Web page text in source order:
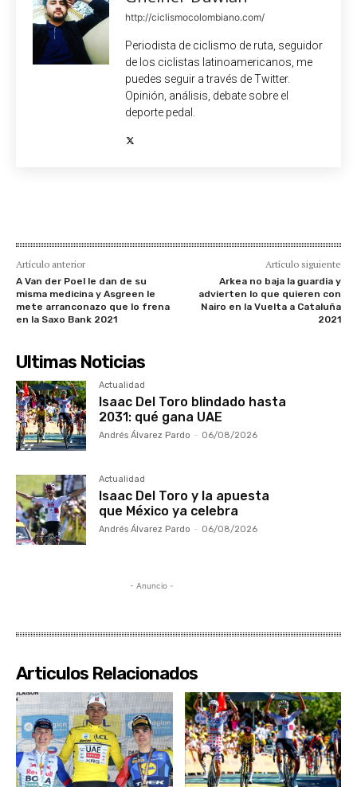
http://ciclismocolombiano.com/
Periodista de ciclismo de ruta, seguidor
de los ciclistas latinoamericanos, me
puedes seguir a través de Twitter.
Opinión, análisis, debate sobre el
deporte pedal.
Artículo anterior
A Van der Poel le dan de su
misma medicina y Asgreen le
mete arranconazo que lo frena
en la Saxo Bank 2021
Artículo siguiente
Arkea no baja la guardia y
advierten lo que quieren con
Nairo en la Vuelta a Cataluña
2021
Ultimas Noticias
Actualidad
Isaac Del Toro blindado hasta
2031: qué gana UAE
Andrés Álvarez Pardo - 06/08/2026
Actualidad
Isaac Del Toro y la apuesta
que México ya celebra
Andrés Álvarez Pardo - 06/08/2026
- Anuncio -
Articulos Relacionados